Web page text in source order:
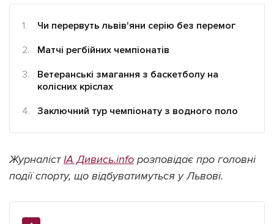
[email protected] Реклама на сайті
Політика конфіденційності
Чи перервуть львів'яни серію без перемог
Матчі регбійних чемпіонатів
Ветеранські змагання з баскетболу на
колісних кріслах
Заключний тур чемпіонату з водного поло
ЖурналістІА Дивись.info розповідає про головні
події спорту, що відбуватимуться у Львові.